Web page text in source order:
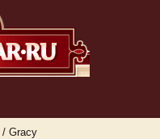
/ Gracy